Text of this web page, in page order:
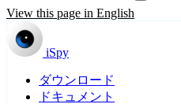
View this page in English
iSpy
ダウンロード
ドキュメント